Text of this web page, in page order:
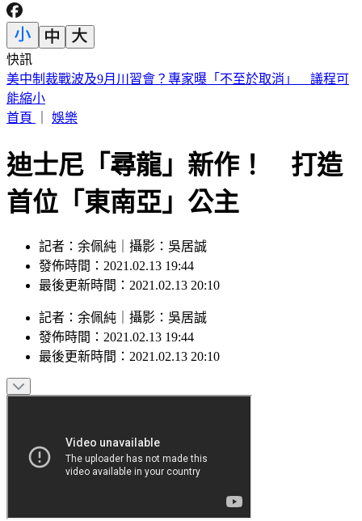
快訊
日職／陽岱鋼9/26引退！告別21年職棒生涯 門票開賣時間看
這
首頁
娛樂
迪士尼「尋龍」新作！ 打造
首位「東南亞」公主
記者：余佩純｜攝影：吳居誠
發佈時間：2021.02.13 19:44
最後更新時間：2021.02.13 20:10
記者 ： 余佩純 攝影 ： 吳居誠
發佈時間： 2021.02.13 19:44
最後更新時間： 2021.02.13 20:10